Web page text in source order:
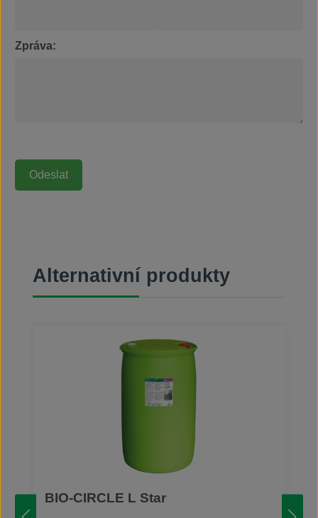
Zpráva:
Přeskočit galerii produktů
Alternativní produkty
BIO-CIRCLE L Star